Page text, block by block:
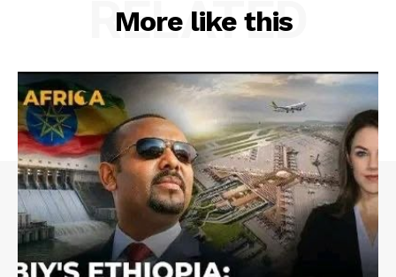
More like this
RELATED